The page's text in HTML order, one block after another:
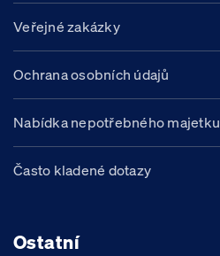
Veřejné zakázky
Ochrana osobních údajů
Nabídka nepotřebného majetku
Často kladené dotazy
Ostatní